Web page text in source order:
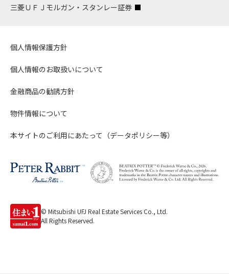
三菱ＵＦＪモルガン・スタンレー証券
個人情報保護方針
個人情報のお取扱いについて
金融商品の勧誘方針
物件情報について
本サイトのご利用にあたって（データポリシー等）
© Mitsubishi UFJ Real Estate Services Co., Ltd.
All Rights Reserved.